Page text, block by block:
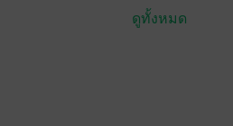
ดูทั้งหมด